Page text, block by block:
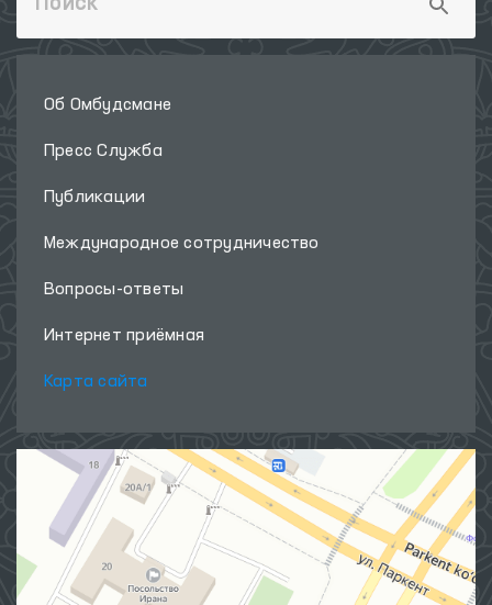
Об Омбудсмане
Пресс Служба
Публикации
Международное сотрудничество
Вопросы-ответы
Интернет приёмная
Карта сайта